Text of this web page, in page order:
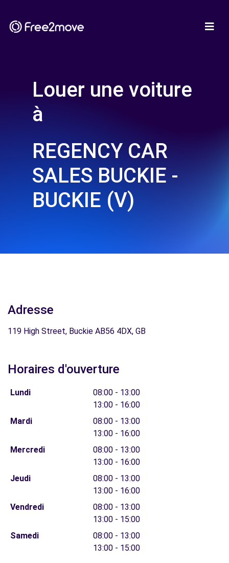
Louer une voiture
à
REGENCY CAR
SALES BUCKIE -
BUCKIE (V)
Adresse
119 High Street, Buckie AB56 4DX, GB
Horaires d'ouverture
Lundi
08:00 - 13:00
13:00 - 16:00
Mardi
08:00 - 13:00
13:00 - 16:00
Mercredi
08:00 - 13:00
13:00 - 16:00
Jeudi
08:00 - 13:00
13:00 - 16:00
Vendredi
08:00 - 13:00
13:00 - 15:00
Samedi
08:00 - 13:00
13:00 - 15:00